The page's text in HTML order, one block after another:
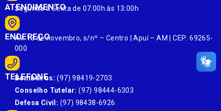
ATENDIMENTO
Segunda à Sexta de 07:00h às 13:00h
ENDEREÇO
Av. 13 de novembro, s/nº – Centro | Apuí – AM | CEP: 69265-
000
TELEFONE
Bombeiros: (97) 98419-2703
Conselho Tutelar: (97) 98444-6303
Defesa Civil: (97) 98438-6926